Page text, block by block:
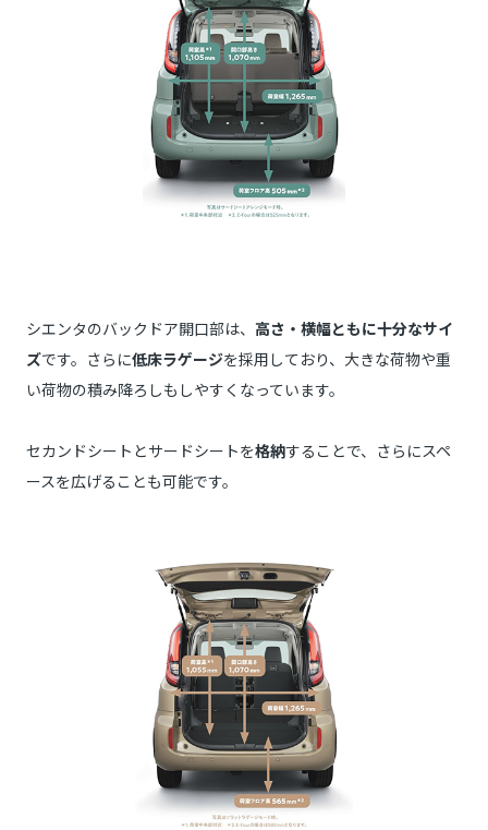
シエンタのバックドア開口部は、 高さ・横幅ともに十分なサイ
ズです。さらに低床ラゲージを採用しており、大きな荷物や重
い荷物の積み降ろしもしやすくなっています。
セカンドシートとサードシートを格納することで、さらにスペ
ースを広げることも可能です。